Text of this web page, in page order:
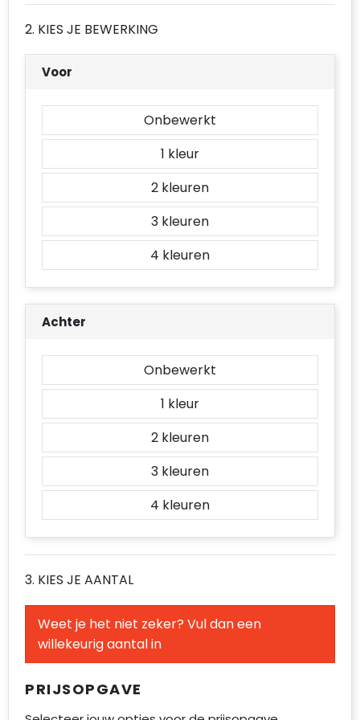
Duffeltassen
Waterbestendige tassen
Goodiebags
2. KIES JE BEWERKING
Voor
Onbewerkt
1
2
3
4
Achter
Onbewerkt
1
2
3
4
3. KIES JE AANTAL
Weet je het niet zeker? Vul dan een
willekeurig aantal in
PRIJSOPGAVE